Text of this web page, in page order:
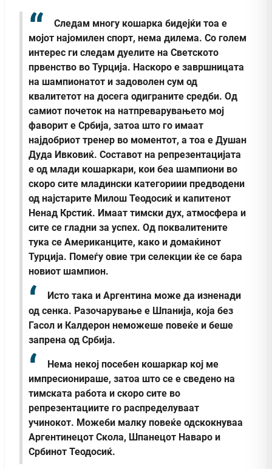
Следам многу кошарка бидејќи тоа е
мојот најомилен спорт, нема дилема. Со голем
интерес ги следам дуелите на Светското
првенство во Турција. Наскоро е завршницата
на шампионатот и задоволен сум од
квалитетот на досега одиграните средби. Од
самиот почеток на натпреварувањето мој
фаворит е Србија, затоа што го имаат
најдобриот тренер во моментот, а тоа е Душан
Дуда Ивковиќ. Составот на репрезентацијата
е од млади кошаркари, кои беа шампиони во
скоро сите младински категориии предводени
од најстарите Милош Теодосиќ и капитенот
Ненад Крстиќ. Имаат тимски дух, атмосфера и
сите се гладни за успех. Од поквалитените
тука се Американците, како и домаќинот
Турција. Помеѓу овие три селекции ќе се бара
новиот шампион.
Исто така и Аргентина може да изненади
од сенка. Разочарување е Шпанија, која без
Гасол и Калдерон неможеше повеќе и беше
запрена од Србија.
Нема некој посебен кошаркар кој ме
импресионираше, затоа што се е сведено на
тимската работа и скоро сите во
репрезентациите го распределуваат
учинокот. Можеби малку повеќе одскокнуваа
Аргентинецот Скола, Шпанецот Наваро и
Србинот Теодосиќ.